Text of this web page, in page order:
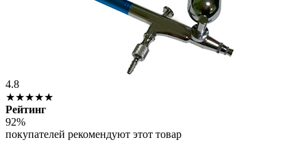
4.8
★★★★★
Рейтинг
92%
покупателей рекомендуют этот товар